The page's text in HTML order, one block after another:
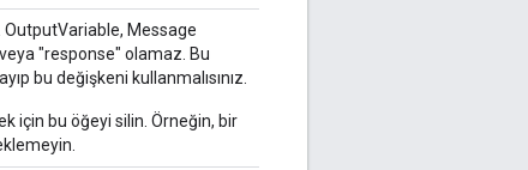
OutputVariable, Message
"response" olamaz. Bu
bu değişkeni kullanmalısınız.
için bu öğeyi silin. Örneğin, bir